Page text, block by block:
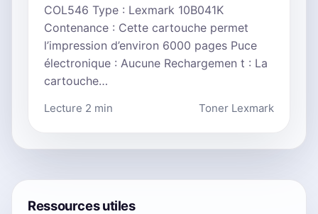
COL546 Type : Lexmark 10B041K
Contenance : Cette cartouche permet
l’impression d’environ 6000 pages Puce
électronique : Aucune Rechargemen t : La
cartouche…
Lecture 2 min Toner Lexmark
Ressources utiles